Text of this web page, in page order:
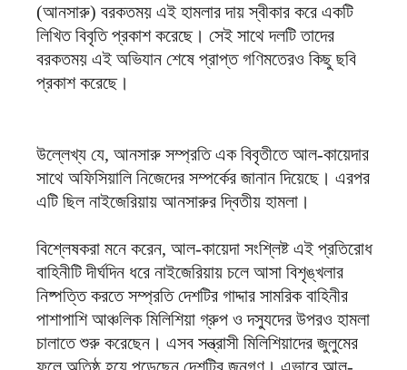
(আনসারু) বরকতময় এই হামলার দায় স্বীকার করে একটি
লিখিত বিবৃতি প্রকাশ করেছে। সেই সাথে দলটি তাদের
বরকতময় এই অভিযান শেষে প্রাপ্ত গণিমতেরও কিছু ছবি
প্রকাশ করেছে।
উল্লেখ্য যে, আনসারু সম্প্রতি এক বিবৃতীতে আল-কায়েদার
সাথে অফিসিয়ালি নিজেদের সম্পর্কের জানান দিয়েছে। এরপর
এটি ছিল নাইজেরিয়ায় আনসারুর দ্বিতীয় হামলা।
বিশ্লেষকরা মনে করেন, আল-কায়েদা সংশ্লিষ্ট এই প্রতিরোধ
বাহিনীটি দীর্ঘদিন ধরে নাইজেরিয়ায় চলে আসা বিশৃঙ্খলার
নিষ্পত্তি করতে সম্প্রতি দেশটির গাদ্দার সামরিক বাহিনীর
পাশাপাশি আঞ্চলিক মিলিশিয়া গ্রুপ ও দস্যুদের উপরও হামলা
চালাতে শুরু করেছেন। এসব সন্ত্রাসী মিলিশিয়াদের জুলুমের